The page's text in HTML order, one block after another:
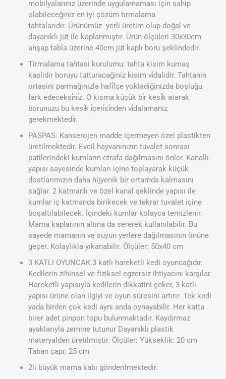
mobilyalarınız üzerinde uygulamaması için sahip
olabileceğiniz en iyi çözüm tırmalama
tahtalarıdır. Ürünümüz yerli üretim olup doğal ve
dayanıklı jüt ile kaplanmıştır. Ürün ölçüleri 30x30cm
ahşap tabla üzerine 40cm jüt kaplı boru şeklindedir.
Tirmalama tahtasi kurulumu: tahta kisim kumaş
kaplidir boruyu tutturacağiniz kisim vi̇dalidir. Tahtanin
ortasini parmağinizla hafi̇fçe yokladiğinizda boşluğu
fark edeceksi̇ni̇z. O kisma küçük bi̇r kesi̇k atarak
borunuzu bu kesi̇k i̇çeri̇si̇nden vi̇dalamaniz
gerekmektedi̇r.
PASPAS: Kanserojen madde içermeyen özel plastikten
üretilmektedir. Evcil hayvanınızın tuvalet sonrası
patilerindeki kumların etrafa dağılmasını önler. Kanallı
yapısı sayesinde kumları içine toplayarak küçük
dostlarımızın daha hijyenik bir ortamda kalmasını
sağlar. 2 katmanlı ve özel kanal şeklinde yapısı ile
kumlar iç katmanda birikecek ve tekrar tuvalet içine
boşaltılabilecek. İçindeki kumlar kolayca temizlenir.
Mama kaplarının altına da sererek kullanılabilir. Bu
sayede mamanın ve suyun yerlere dağılmasının önüne
geçer. Kolaylıkla yıkanabilir. Ölçüler: 50x40 cm
3 KATLI OYUNCAK:3 katlı hareketli kedi oyuncağıdır.
Kedilerin zihinsel ve fiziksel egzersiz ihtiyacını karşılar.
Hareketli yapısıyla kedilerin dikkatini çeker, 3 katlı
yapısı ürüne olan ilgiyi ve oyun süresini artırır. Tek kedi
yada birden çok kedi aynı anda oynayabilir. Her katta
birer adet pinpon topu bulunmaktadır. Kaydırmaz
ayaklarıyla zemine tutunur Dayanıklı plastik
materyalden üretilmiştir. Ölçüler: Yükseklik: 20 cm
Taban çapı: 25 cm
2li büyük mama kabı gönderilmektedir.